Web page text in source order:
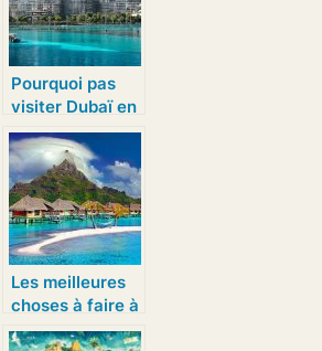
Pourquoi pas
visiter Dubaï en
bateau ?
Les meilleures
choses à faire à
Tahiti